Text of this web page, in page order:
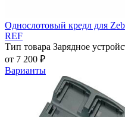
Однослотовый кредл для
REF
Тип товара Зарядное
от 7 200 ₽
Варианты